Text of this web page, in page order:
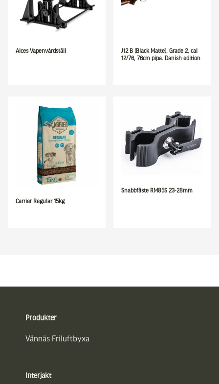
Alces Vapenvårdställ
J12 B (Black Matte), Grade 2, cal
12/76, 76cm pipa. Danish edition
Carrier Regular 15kg
Snabbfäste RM85S 23-28mm
Produkter
Vännäs Friluftbyxa
Interjakt